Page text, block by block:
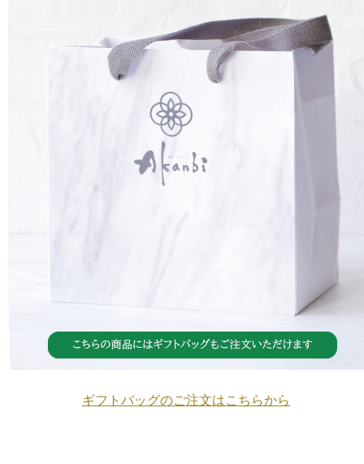
ギフトバッグのご注文はこちらから